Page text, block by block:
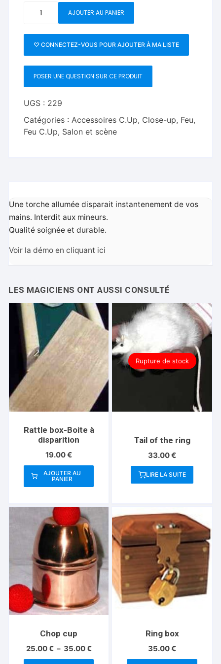
torche
AJOUTER AU PANIER
♡ CONNECTEZ-VOUS POUR AJOUTER À MA LISTE
POSER UNE QUESTION SUR CE PRODUIT
UGS : 229
Catégories : Accessoires C.Up, Close-up, Feu,
Feu C.Up, Salon et scène
Une torche allumée disparait instantenement de vos
mains. Interdit aux mineurs.
Qualité soignée et durable.
Voir la démo en cliquant ici
Rattle box-Boite à
disparition
19.00€
AJOUTER AU
PANIER
Rupture de stock
Tail of the ring
33.00€
LIRE LA SUITE
Chop cup
25.00€ – 35.00€Plage
Ring box
35.00€